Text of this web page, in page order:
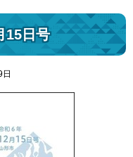
15日号